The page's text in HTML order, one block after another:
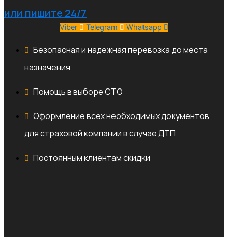
или пишите 24/7
Viber Telegram Whatsapp
Безопасная и надежная перевозка до места
назначения
Помощь в выборе СТО
Оформление всех необходимых документов
для страховой компании в случае ДТП
Постоянным клиентам скидки